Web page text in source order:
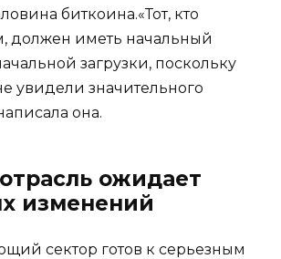
биткоина.«Тот, кто
должен иметь начальный
загрузки, поскольку
увидели значительного
она.
ожидает
изменений
сектор готов к серьезным